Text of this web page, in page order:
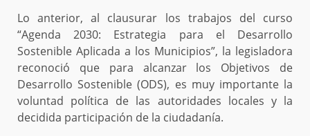
Lo anterior, al clausurar los trabajos del curso
“Agenda 2030: Estrategia para el Desarrollo
Sostenible Aplicada a los Municipios”, la legisladora
reconoció que para alcanzar los Objetivos de
Desarrollo Sostenible (ODS), es muy importante la
voluntad política de las autoridades locales y la
decidida participación de la ciudadanía.